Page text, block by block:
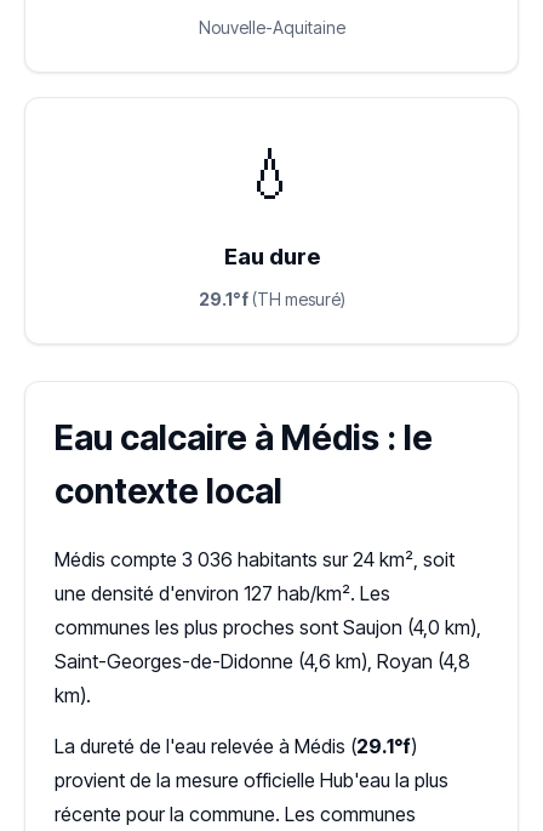
Nouvelle-Aquitaine
💧
Eau dure
29.1°f(TH mesuré)
Eau calcaire à Médis : le
contexte local
Médis compte 3 036 habitants sur 24 km², soit
une densité d'environ 127 hab/km². Les
communes les plus proches sont Saujon (4,0 km),
Saint-Georges-de-Didonne (4,6 km), Royan (4,8
km).
La dureté de l'eau relevée à Médis (29.1°f)
provient de la mesure officielle Hub'eau la plus
récente pour la commune. Les communes